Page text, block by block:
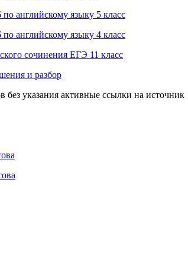
английскому языку 5 класс
английскому языку 4 класс
сочинения ЕГЭ 11 класс
и разбор
без указания активные ссылки на источник